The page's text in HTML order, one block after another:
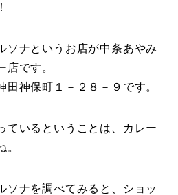
ナというお店が中条あやみ
店です。
神保町１－２８－９です。
いるということは、
カレー
。
ナを調べてみると、ショッ